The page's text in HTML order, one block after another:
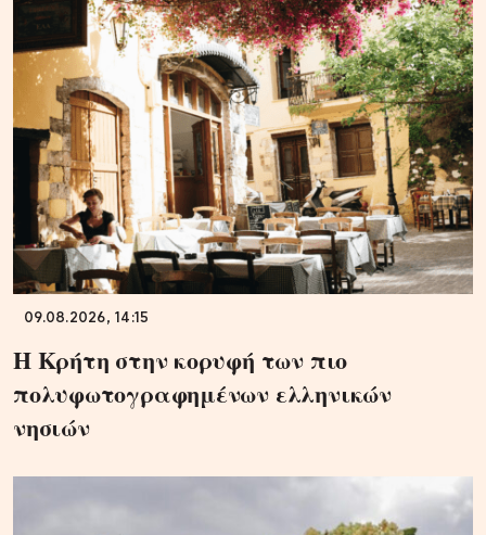
09.08.2026, 14:15
Η Κρήτη στην κορυφή των πιο
πολυφωτογραφημένων ελληνικών
νησιών